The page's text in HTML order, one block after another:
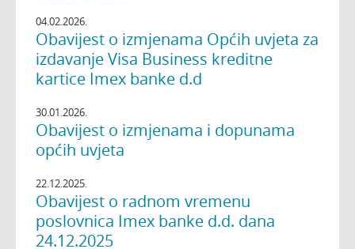
04.02.2026.
Obavijest o izmjenama Općih uvjeta za
izdavanje Visa Business kreditne
kartice Imex banke d.d
30.01.2026.
Obavijest o izmjenama i dopunama
općih uvjeta
22.12.2025.
Obavijest o radnom vremenu
poslovnica Imex banke d.d. dana
24.12.2025